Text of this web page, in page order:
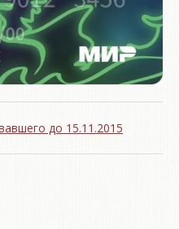
до 15.11.2015